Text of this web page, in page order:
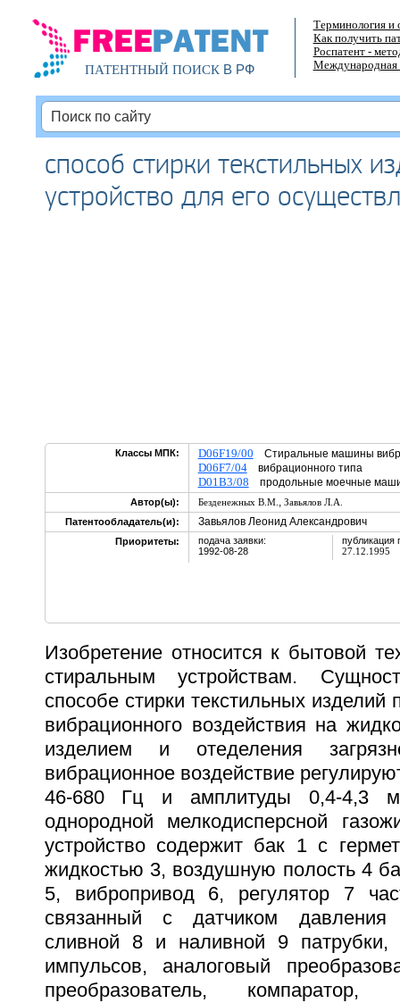
ПАТЕНТНЫЙ ПОИСКВ РФ
Терминология и
Как получить
Роспатент -
Международная
способ стирки текстильных
устройство для его
Классы МПК: D06F19/00 Стиральные машины
D06F7/04вибрационного типа
D01B3/08 продольные моечные
Автор(ы): Безденежных В.М. , Завьялов Л.А.
Патентообладатель(и):
Завьялов Леонид Александрович
Приоритеты:
подача заявки:
1992-08-28
публикация
27.12.1995
Изобретение относится к бытовой
стиральным устройствам.
способе стирки текстильных изделий
вибрационного воздействия на
изделием и отеделения
вибрационное воздействие
46-680 Гц и амплитуды 0,4-4,3
однородной мелкодисперсной
устройство содержит бак 1 с
жидкостью 3, воздушную полость 4
5, вибропривод 6, регулятор 7
связанный с датчиком
сливной 8 и наливной 9 патрубки,
импульсов, аналоговый
преобразователь, компаратор,